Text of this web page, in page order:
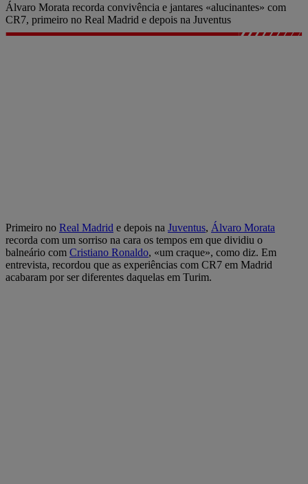
Álvaro Morata recorda convivência e jantares «alucinantes» com
CR7, primeiro no Real Madrid e depois na Juventus
Primeiro no Real Madrid e depois na Juventus, Álvaro Morata
recorda com um sorriso na cara os tempos em que dividiu o
balneário com Cristiano Ronaldo, «um craque», como diz. Em
entrevista, recordou que as experiências com CR7 em Madrid
acabaram por ser diferentes daquelas em Turim.